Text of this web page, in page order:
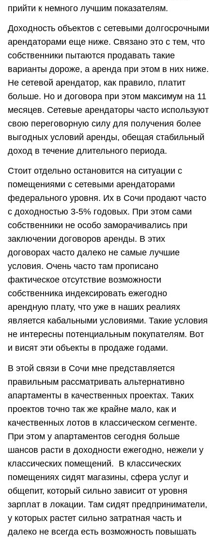
прийти к немного лучшим показателям.
Доходность объектов с сетевыми долгосрочными
арендаторами еще ниже. Связано это с тем, что
собственники пытаются продавать такие
варианты дороже, а аренда при этом в них ниже.
Не сетевой арендатор, как правило, платит
больше. Но и договора при этом максимум на 11
месяцев. Сетевые арендаторы часто используют
свою переговорную силу для получения более
выгодных условий аренды, обещая стабильный
доход в течение длительного периода.
Стоит отдельно остановится на ситуации с
помещениями с сетевыми арендаторами
федерального уровня. Их в Сочи продают часто
с доходностью 3-5% годовых. При этом сами
собственники не особо заморачивались при
заключении договоров аренды. В этих
договорах часто далеко не самые лучшие
условия. Очень часто там прописано
фактическое отсутствие возможности
собственника индексировать ежегодно
арендную плату, что уже в наших реалиях
является кабальными условиями. Такие условия
не интересны потенциальным покупателям. Вот
и висят эти объекты в продаже годами.
В этой связи в Сочи мне представляется
правильным рассматривать альтернативно
апартаменты в качественных проектах. Таких
проектов точно так же крайне мало, как и
качественных лотов в классическом сегменте.
При этом у апартаментов сегодня больше
шансов расти в доходности ежегодно, нежели у
классических помещений. В классических
помещениях сидят магазины, сфера услуг и
общепит, который сильно зависит от уровня
зарплат в локации. Там сидят предприниматели,
у которых растет сильно затратная часть и
далеко не всегда есть возможность повышать